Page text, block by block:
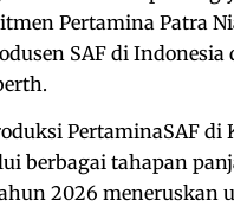
Pertamina Patra
SAF di Indonesia
PertaminaSAF di
berbagai tahapan
2026 meneruskan